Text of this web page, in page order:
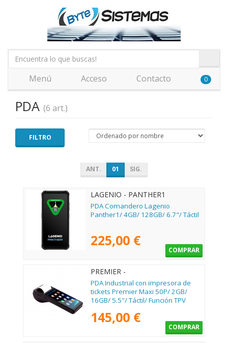
Menú Acceso Contacto 0
PDA (6 art.)
FILTRO
ANT. 01 SIG.
LAGENIO - PANTHER1
PDA Comandero Lagenio
Panther1/ 4GB/ 128GB/ 6.7"/ Táctil
225,00 €
COMPRAR
PREMIER -
MAXI50P55112164G58
PDA Industrial con impresora de
tickets Premier Maxi 50P/ 2GB/
16GB/ 5.5"/ Táctil/ Función TPV
145,00 €
COMPRAR